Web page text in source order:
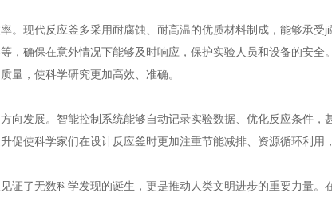
现代反应釜多采用耐腐蚀、耐高温的优质材料制成，能够承受ji
，确保在意外情况下能够及时响应，保护实验人员和设备的安全
量，使科学研究更加高效、准确。
发展。智能控制系统能够自动记录实验数据、优化反应条件，
促使科学家们在设计反应釜时更加注重节能减排、资源循环利用
了无数科学发现的诞生，更是推动人类文明进步的重要力量。